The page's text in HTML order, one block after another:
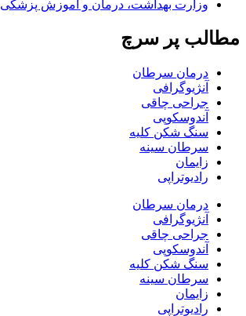
وزارت بهداشت، درمان و آموزش پزشکی
مطالب پر سرچ
درمان سرطان
آنژیوگرافی
جراحی چاقی
آندوسکوپی
سنگ شکن کلیه
سرطان سینه
زایمان
رادیوتراپی
درمان سرطان
آنژیوگرافی
جراحی چاقی
آندوسکوپی
سنگ شکن کلیه
سرطان سینه
زایمان
رادیوتراپی